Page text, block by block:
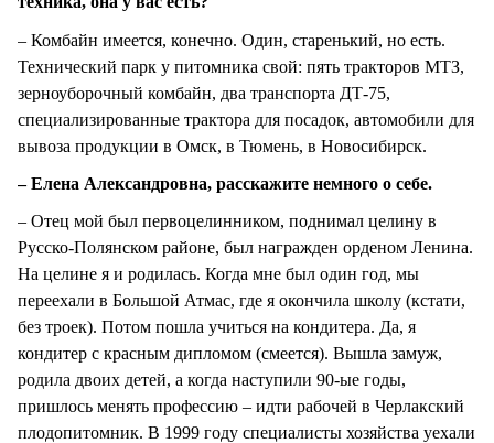
– Комбайн имеется, конечно. Один, старенький, но есть.
Технический парк у питомника свой: пять тракторов МТЗ,
зерноуборочный комбайн, два транспорта ДТ-75,
специализированные трактора для посадок, автомобили для
вывоза продукции в Омск, в Тюмень, в Новосибирск.
– Елена Александровна, расскажите немного о себе.
– Отец мой был первоцелинником, поднимал целину в
Русско-Полянском районе, был награжден орденом Ленина.
На целине я и родилась. Когда мне был один год, мы
переехали в Большой Атмас, где я окончила школу (кстати,
без троек). Потом пошла учиться на кондитера. Да, я
кондитер с красным дипломом (смеется). Вышла замуж,
родила двоих детей, а когда наступили 90-ые годы,
пришлось менять профессию – идти рабочей в Черлакский
плодопитомник. В 1999 году специалисты хозяйства уехали